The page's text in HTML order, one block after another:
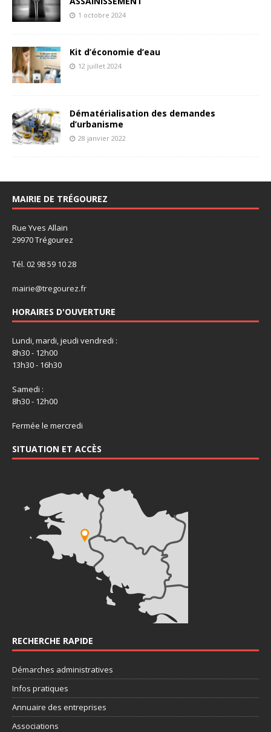
1 octobre 2024
Kit d’économie d’eau
12 juillet 2024
Dématérialisation des demandes
d’urbanisme
28 janvier 2022
MAIRIE DE TRÉGOUREZ
Rue Yves Allain
29970 Trégourez
Tél. 02 98 59 10 28
mairie@tregourez.fr
HORAIRES D'OUVERTURE
Lundi, mardi, jeudi vendredi :
8h30 - 12h00
13h30 - 16h30
Samedi :
8h30 - 12h00
Fermée le mercredi
SITUATION ET ACCÈS
RECHERCHE RAPIDE
Démarches administratives
Infos pratiques
Annuaire des entreprises
Associations